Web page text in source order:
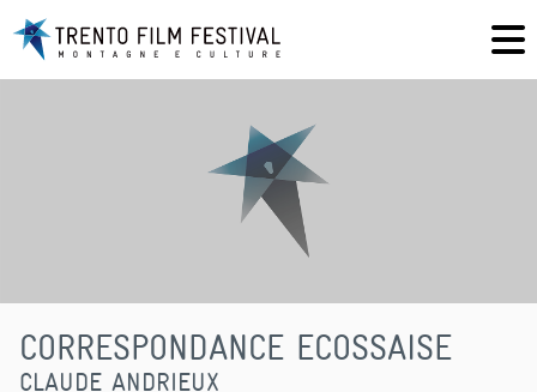
CORRESPONDANCE ECOSSAISE
CLAUDE ANDRIEUX